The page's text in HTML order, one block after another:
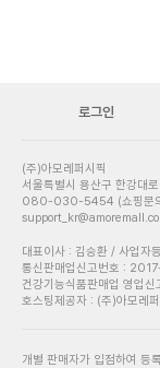
로그인
(주)아모레퍼시픽
서울특별시 용산구 한강대
080-030-5454 (쇼핑문
대표이사 : 김승환 / 사업
통신판매업신고번호 :
건강기능식품판매업 영업
호스팅제공자 : (주)아모레퍼
개별 판매자가 입점하여 등